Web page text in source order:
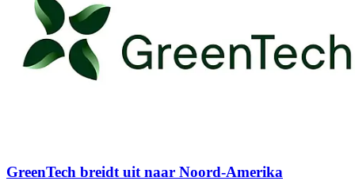
GreenTech breidt uit naar Noord-Amerika